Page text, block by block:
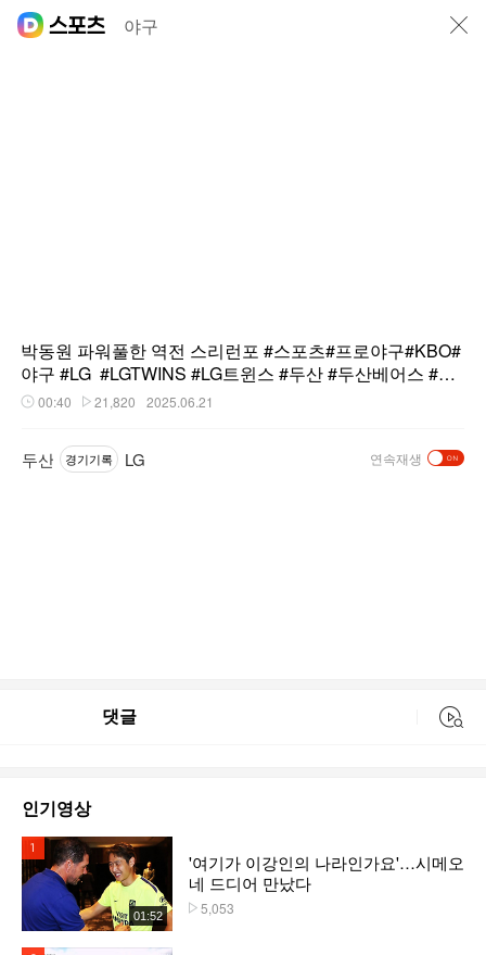
야구
박동원 파워풀한 역전 스리런포 #스포츠#프로야구#KBO#
야구 #LG #LGTWINS #LG트윈스 #두산 #두산베어스 #베
어스 #베어스
00:40 21,820 2025.06.21
두산 경기기록 LG 연속재생
댓글
인기영상
01:52
'여기가 이강인의 나라인가요'…시메오
네 드디어 만났다
5,053